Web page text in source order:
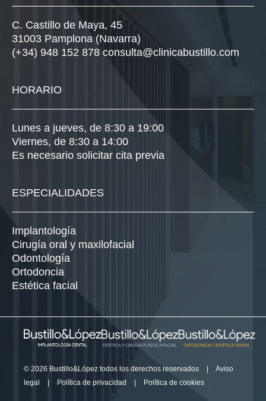
C. Castillo de Maya, 45
31003 Pamplona (Navarra)
(+34) 948 152 878 consulta@clinicabustillo.com
HORARIO
Lunes a jueves, de 8:30 a 19:00
Viernes, de 8:30 a 14:00
Es necesario solicitar cita previa
ESPECIALIDADES
Implantología
Cirugía oral y maxilofacial
Odontología
Ortodoncia
Estética facial
© 2026 Bustillo&López todos los derechos reservados |
Aviso
legal
| Política de privacidad | Política de cookies